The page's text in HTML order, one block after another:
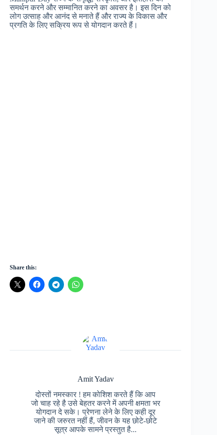
समर्थन करने और सम्मानित करने का अवसर है। इस दिन को
लोग उत्साह और आनंद से मनाते हैं और राज्य के विकास और
प्रगति के लिए सक्रिय रूप से योगदान करते हैं।
Share this:
Amit Yadav
दोस्तों नमस्कार ! हम कोशिश करते हैं कि आप
जो चाह रहे है उसे बेहतर करने में अपनी क्षमता भर
योगदान दे सके। प्रेणना लेने के लिए कही दूर
जाने की जरुरत नहीं हैं, जीवन के यह छोटे-छोटे
सूत्र आपके सामने प्रस्तुत है...